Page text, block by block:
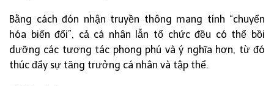
Bằng cách đón nhận truyền thông mang tính “chuyển
hóa biến đổi”, cả cá nhân lẫn tổ chức đều có thể bồi
dưỡng các tương tác phong phú và ý nghĩa hơn, từ đó
thúc đẩy sự tăng trưởng cá nhân và tập thể.